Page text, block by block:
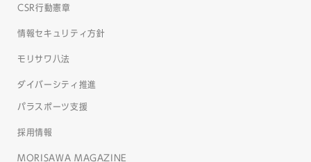
CSR行動憲章
情報セキュリティ方針
モリサワ八法
ダイバーシティ推進
パラスポーツ支援
採用情報
MORISAWA MAGAZINE